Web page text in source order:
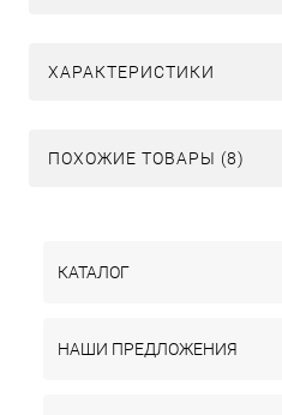
ХАРАКТЕРИСТИКИ
ПОХОЖИЕ ТОВАРЫ (8)
КАТАЛОГ
НАШИ ПРЕДЛОЖЕНИЯ